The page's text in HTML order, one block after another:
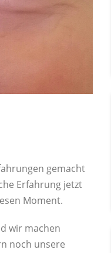
gemacht
Erfahrung jetzt
Moment.
wir machen
noch unsere